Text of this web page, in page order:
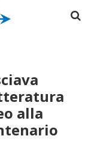
alla